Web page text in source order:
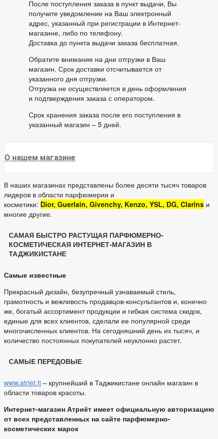
После поступления заказа в пункт выдачи, Вы
получите уведомление на Ваш электронный
адрес, указанный при регистрации в Интернет-
магазине, либо по телефону.
Доставка до пункта выдачи заказа бесплатная.
Обратите внимание на дни отгрузки в Ваш
магазин. Срок доставки отсчитывается от
указанного дня отгрузки.
Отгрузка не осуществляется в день оформления
и подтверждения заказа с оператором.
Срок хранения заказа после его поступления в
указанный магазин – 5 дней.
О нашем магазине
В наших магазинах представлены более десяти тысяч товаров
лидеров в области парфюмерии и
косметики: Dior, Guerlain, Givenchy, Kenzo, YSL, DG, Clarins и
многие другие.
САМАЯ БЫСТРО РАСТУЩАЯ ПАРФЮМЕРНО-
КОСМЕТИЧЕСКАЯ ИНТЕРНЕТ-МАГАЗИН В
ТАДЖИКИСТАНЕ
Самые известные
Прекрасный дизайн, безупречный узнаваемый стиль,
грамотность и вежливость продавцов-консультантов и, конечно
же, богатый ассортимент продукции и гибкая система скидок,
единые для всех клиентов, сделали ее популярной среди
многочисленных клиентов. На сегодняшний день их тысяч, и
количество постоянных покупателей неуклонно растет.
САМЫЕ ПЕРЕДОВЫЕ
www.atriet.tj – крупнейший в Таджикистане онлайн магазин в
области товаров красоты.
Интернет-магазин Атриёт имеет официальную авторизацию
от всех представленных на сайте парфюмерно-
косметических марок